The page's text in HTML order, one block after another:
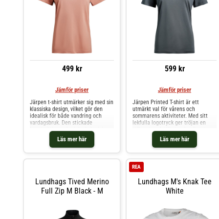
499 kr
Läs mer här
Jämför priser
Järpen t-shirt utmärker sig med sin
klassiska design, vilket gör den
idealisk för både vandring och
vardagsbruk. Den stickade
konstruktionen i mjuk ekologisk
bomull säkerställer både
hållbarhet och en behaglig känsla
mot huden. Rund halsringning med
599 kr
Läs mer här
Jämför priser
Järpen Printed T-shirt är ett
utmärkt val för vårens och
sommarens aktiviteter. Med sitt
lekfulla logotryck ger tröjan en
stilren touch till utomhusäventyr,
oavsett om det gäller vandring
eller avkoppling i solen.
Materialblandningen av ekologisk
känsla och en svalkande effekt
under varma dagar. Den klassiska
passformen (regular fit) ger god
rörelsefrihet och de naturliga
materialen känns behagliga mot
ekologisk bomull och TENCEL™ för
Lundhags Tived Merino
Full Zip M Black - M
Lundhags M's Knak Tee
White
REA